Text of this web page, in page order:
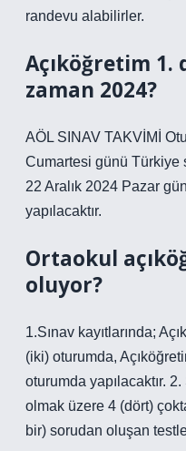
randevu alabilirler.
Açıköğretim 1.
zaman 2024?
AÖL SINAV TAKVİMİ
Cumartesi günü Türkiye
22 Aralık 2024 Pazar
yapılacaktır.
Ortaokul
oluyor?
1.Sınav kayıtlarında;
(iki) oturumda,
oturumda yapılacaktır. 2.
olmak üzere 4 (dört)
bir) sorudan oluşan